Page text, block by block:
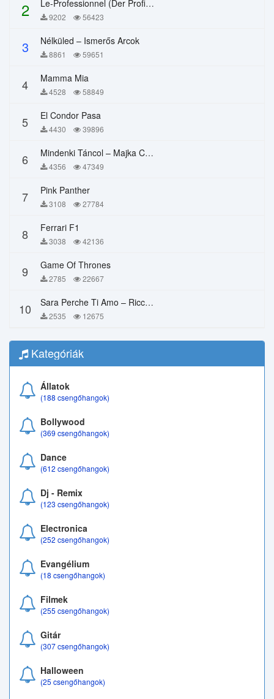
2 Le-Professionnel (Der Profi) – Chi Mai
9202 56423
3 Nélküled – Ismerős Arcok
8861 59651
4 Mamma Mia
4528 58849
5 El Condor Pasa
4430 39896
6 Mindenki Táncol – Majka Curtis, Péter Majoros
4356 47349
7 Pink Panther
3108 27784
8 Ferrari F1
3038 42136
9 Game Of Thrones
2785 22667
10 Sara Perche Ti Amo – Ricchi E Poveri
2535 12675
Kategóriák
Állatok
(188 csengőhangok)
Bollywood
(369 csengőhangok)
Dance
(612 csengőhangok)
Dj - Remix
(123 csengőhangok)
Electronica
(252 csengőhangok)
Evangélium
(18 csengőhangok)
Filmek
(255 csengőhangok)
Gitár
(307 csengőhangok)
Halloween
(25 csengőhangok)